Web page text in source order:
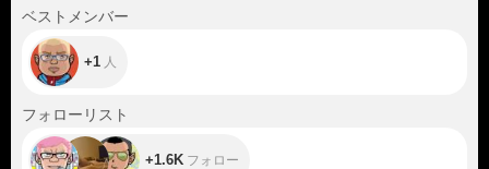
ベストメンバー
+1
+1 人
フォローリスト
+1.6K フォロー